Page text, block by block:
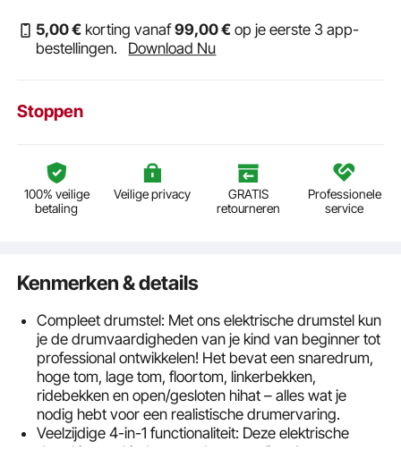
5,00€ korting vanaf99,00€ op je eerste 3 app-
bestellingen.
Download Nu
Stoppen
100% veilige
betaling
Veilige privacy
GRATIS
retourneren
Professionele
service
Kenmerken & details
Compleet drumstel: Met ons elektrische drumstel kun
je de drumvaardigheden van je kind van beginner tot
professional ontwikkelen! Het bevat een snaredrum,
hoge tom, lage tom, floortom, linkerbekken,
ridebekken en open/gesloten hihat – alles wat je
nodig hebt voor een realistische drumervaring.
Veelzijdige 4-in-1 functionaliteit: Deze elektrische
drumkit voor kinderen ondersteunt live drummen,